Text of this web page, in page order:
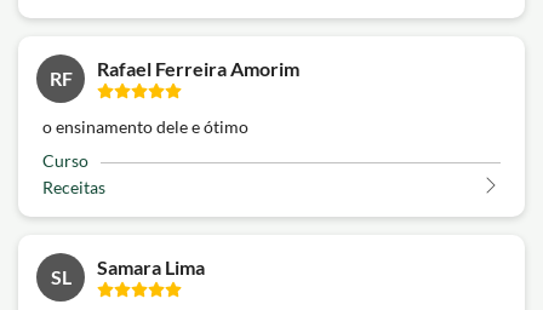
RF Rafael Ferreira Amorim
o ensinamento dele e ótimo
Curso
Receitas
SL Samara Lima